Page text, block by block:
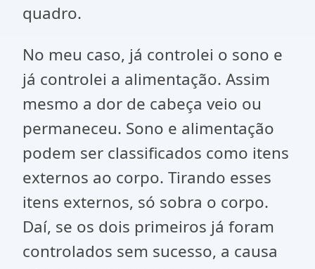
quadro.
No meu caso, já controlei o sono e
já controlei a alimentação. Assim
mesmo a dor de cabeça veio ou
permaneceu. Sono e alimentação
podem ser classificados como itens
externos ao corpo. Tirando esses
itens externos, só sobra o corpo.
Daí, se os dois primeiros já foram
controlados sem sucesso, a causa